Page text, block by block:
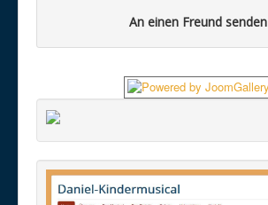
An einen Freund senden